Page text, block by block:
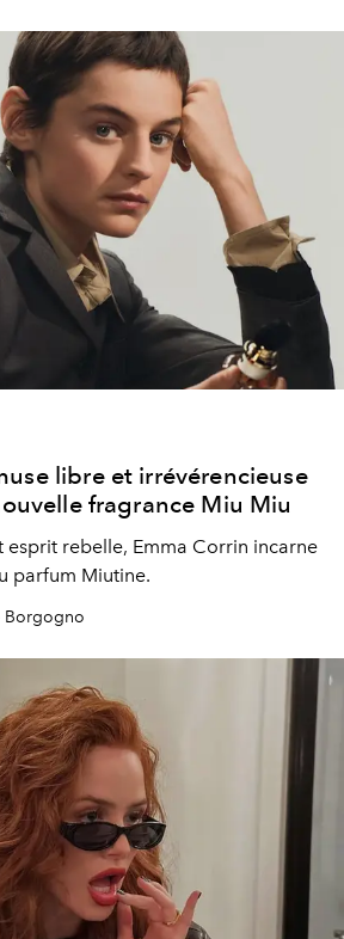
libre et irrévérencieuse
fragrance Miu Miu
esprit rebelle, Emma Corrin incarne
parfum Miutine.
Borgogno